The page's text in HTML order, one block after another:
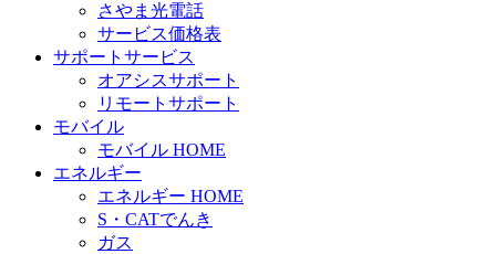
さやま光電話
サービス価格表
サポートサービス
オアシスサポート
リモートサポート
モバイル
モバイル HOME
エネルギー
エネルギー HOME
S・CATでんき
ガス